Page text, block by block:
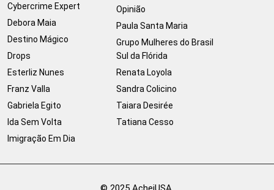
Cybercrime Expert
Debora Maia
Destino Mágico
Drops
Esterliz Nunes
Franz Valla
Gabriela Egito
Ida Sem Volta
Imigração Em Dia
Opinião
Paula Santa Maria
Grupo Mulheres do Brasil
Sul da Flórida
Renata Loyola
Sandra Colicino
Taiara Desirée
Tatiana Cesso